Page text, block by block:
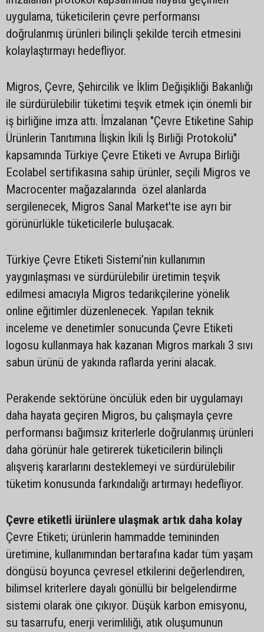
uygulama, tüketicilerin çevre performansı
doğrulanmış ürünleri bilinçli şekilde tercih etmesini
kolaylaştırmayı hedefliyor.
Migros, Çevre, Şehircilik ve İklim Değişikliği Bakanlığı
ile sürdürülebilir tüketimi teşvik etmek için önemli bir
iş birliğine imza attı. İmzalanan "Çevre Etiketine Sahip
Ürünlerin Tanıtımına İlişkin İkili İş Birliği Protokolü"
kapsamında Türkiye Çevre Etiketi ve Avrupa Birliği
Ecolabel sertifikasına sahip ürünler, seçili Migros ve
Macrocenter mağazalarında özel alanlarda
sergilenecek, Migros Sanal Market'te ise ayrı bir
görünürlükle tüketicilerle buluşacak.
Türkiye Çevre Etiketi Sistemi’nin kullanımın
yaygınlaşması ve sürdürülebilir üretimin teşvik
edilmesi amacıyla Migros tedarikçilerine yönelik
online eğitimler düzenlenecek. Yapılan teknik
inceleme ve denetimler sonucunda Çevre Etiketi
logosu kullanmaya hak kazanan Migros markalı 3 sıvı
sabun ürünü de yakında raflarda yerini alacak.
Perakende sektörüne öncülük eden bir uygulamayı
daha hayata geçiren Migros, bu çalışmayla çevre
performansı bağımsız kriterlerle doğrulanmış ürünleri
daha görünür hale getirerek tüketicilerin bilinçli
alışveriş kararlarını desteklemeyi ve sürdürülebilir
tüketim konusunda farkındalığı artırmayı hedefliyor.
Çevre etiketli ürünlere ulaşmak artık daha kolay
Çevre Etiketi; ürünlerin hammadde temininden
üretimine, kullanımından bertarafına kadar tüm yaşam
döngüsü boyunca çevresel etkilerini değerlendiren,
bilimsel kriterlere dayalı gönüllü bir belgelendirme
sistemi olarak öne çıkıyor. Düşük karbon emisyonu,
su tasarrufu, enerji verimliliği, atık oluşumunun